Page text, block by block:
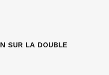
SUR LA DOUBLE